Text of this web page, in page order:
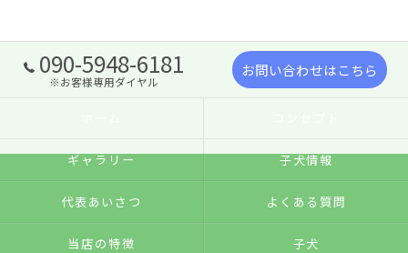
090-5948-6181
※お客様専用ダイヤル
お問い合わせはこちら
ギャラリー 子犬情報
代表あいさつ よくある質問
当店の特徴 子犬